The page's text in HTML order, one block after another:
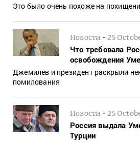
Это было очень похоже на
Новости -25
Что требовала
освобождения
Джемилев и президент раскрыли
помилования
Новости -25
Россия выдала
Турции